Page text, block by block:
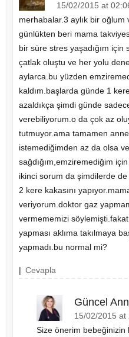
15/02/2015 at
merhabalar.3 aylık bir
günlükten beri mama
bir süre stres yaşadığım
çatlak oluştu ve her yolu
aylarca.bu yüzden
kaldım.başlarda günde 1
azaldıkça şimdi günde
verebiliyorum.o da çok az
tutmuyor.ama tamamen
istemediğimden az da olsa
sağdığım,emziremediğim
ikinci sorum da şimdilerde
2 kere kakasını
veriyorum.doktor gaz
vermememizi
yapması aklıma takılmaya
yapmadı.bu normal mi?
| Cevapla
Güncel
15/02/2015 at
Size önerim bebeğinizin